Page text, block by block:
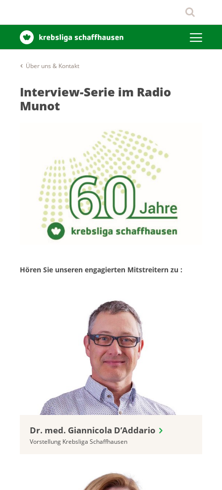
Über uns & Kontakt
Interview-Serie im Radio
Munot
Hören Sie unseren engagierten Mitstreitern zu :
Dr. med. Giannicola D’Addario
Vorstellung Krebsliga Schaffhausen